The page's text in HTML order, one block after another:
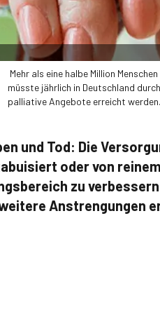
Mehr als eine halbe Million Menschen
müsste jährlich in Deutschland durch
palliative Angebote erreicht werden.
und Tod: Die
oder von
zu
Anstrengungen